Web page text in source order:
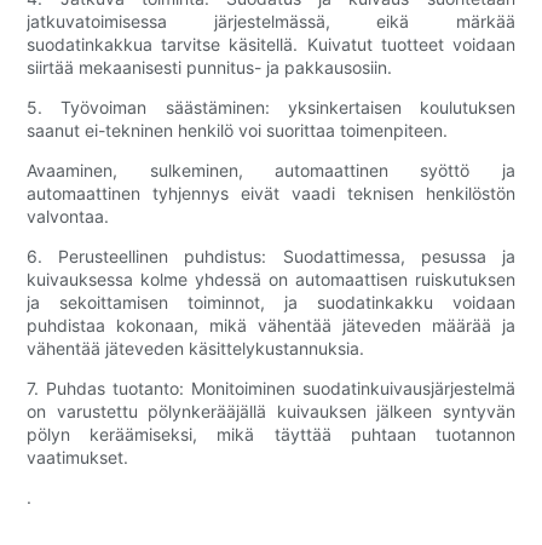
jatkuvatoimisessa järjestelmässä, eikä märkää
suodatinkakkua tarvitse käsitellä. Kuivatut tuotteet voidaan
siirtää mekaanisesti punnitus- ja pakkausosiin.
5. Työvoiman säästäminen: yksinkertaisen koulutuksen
saanut ei-tekninen henkilö voi suorittaa toimenpiteen.
Avaaminen, sulkeminen, automaattinen syöttö ja
automaattinen tyhjennys eivät vaadi teknisen henkilöstön
valvontaa.
6. Perusteellinen puhdistus: Suodattimessa, pesussa ja
kuivauksessa kolme yhdessä on automaattisen ruiskutuksen
ja sekoittamisen toiminnot, ja suodatinkakku voidaan
puhdistaa kokonaan, mikä vähentää jäteveden määrää ja
vähentää jäteveden käsittelykustannuksia.
7. Puhdas tuotanto: Monitoiminen suodatinkuivausjärjestelmä
on varustettu pölynkerääjällä kuivauksen jälkeen syntyvän
pölyn keräämiseksi, mikä täyttää puhtaan tuotannon
vaatimukset.
.